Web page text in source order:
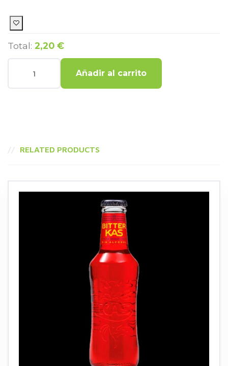
Total: 2,20 €
Añadir al carrito
RELATED PRODUCTS